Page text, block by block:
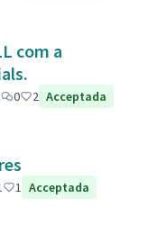
com a
0 2 Acceptada
1 Acceptada